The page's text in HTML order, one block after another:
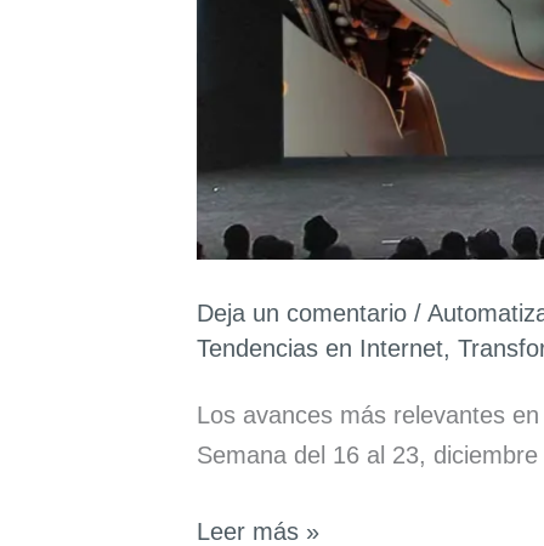
Deja un comentario /
Tendencias en Internet,
Los avances más relevantes
Semana del 16 al 23, diciembre
Avances
Leer más »